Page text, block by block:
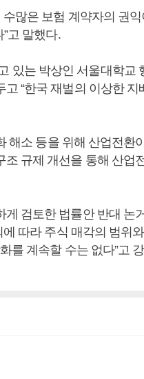
많은 보험 계약자의 권익
고 말했다.
있는 박상인 서울대학교
“한국 재벌의 이상한 지
해소 등을 위해 산업전환
규제 개선을 통해 산업
검토한 법률안 반대 논
따라 주식 매각의 범위
를 계속할 수는 없다”고